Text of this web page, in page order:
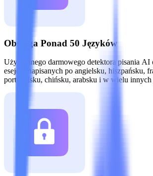
Obsługa Ponad 50 Języków
Użyj jednego darmowego detektora pisania AI
esejów napisanych po angielsku, hiszpańsku,
portugalsku, chińsku, arabsku i w wielu innych